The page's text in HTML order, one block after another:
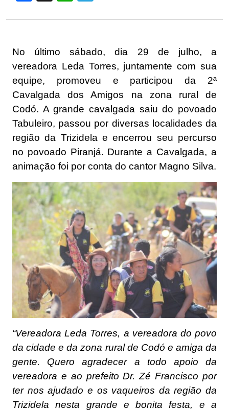
No último sábado, dia 29 de julho, a
vereadora Leda Torres, juntamente com sua
equipe, promoveu e participou da 2ª
Cavalgada dos Amigos na zona rural de
Codó. A grande cavalgada saiu do povoado
Tabuleiro, passou por diversas localidades da
região da Trizidela e encerrou seu percurso
no povoado Piranjá. Durante a Cavalgada, a
animação foi por conta do cantor Magno Silva.
“Vereadora Leda Torres, a vereadora do povo
da cidade e da zona rural de Codó e amiga da
gente. Quero agradecer a todo apoio da
vereadora e ao prefeito Dr. Zé Francisco por
ter nos ajudado e os vaqueiros da região da
Trizidela nesta grande e bonita festa, e a